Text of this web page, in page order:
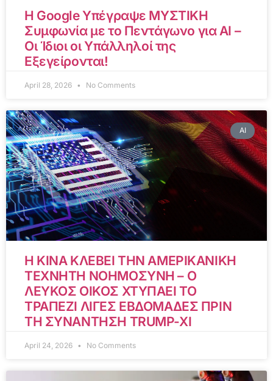
Η Google Υπέγραψε ΜΥΣΤΙΚΗ
Συμφωνία με το Πεντάγωνο για AI –
Οι Ίδιοι οι Υπάλληλοί της
Εξεγείρονται!
April 28, 2026 No Comments
AI
Η ΚΙΝΑ ΚΛΕΒΕΙ ΤΗΝ ΑΜΕΡΙΚΑΝΙΚΗ
ΤΕΧΝΗΤΗ ΝΟΗΜΟΣΥΝΗ – Ο
ΛΕΥΚΟΣ ΟΙΚΟΣ ΧΤΥΠΑΕΙ ΤΟ
ΤΡΑΠΕΖΙ ΛΙΓΕΣ ΕΒΔΟΜΑΔΕΣ ΠΡΙΝ
ΤΗ ΣΥΝΑΝΤΗΣΗ TRUMP-XI
April 24, 2026 No Comments